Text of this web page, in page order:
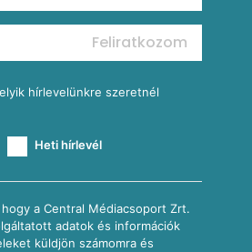
Feliratkozom
hírlevelünkre szeretnél
Heti hírlevél
a Central Médiacsoport Zrt.
adatok és információk
küldjön számomra és